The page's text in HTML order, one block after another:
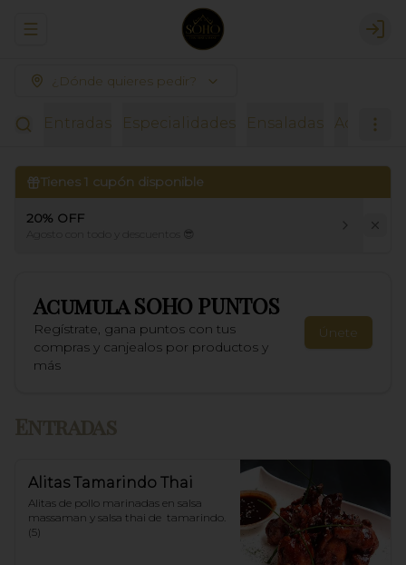
Abrir menu de navegación
¿Dónde quieres pedir?
Entradas Especialidades Ensaladas
Tienes 1 cupón disponible
20% OFF
Agosto con todo y descuentos 😎
AcumulaSOHO PUNTOS
Regístrate, gana puntos con tus
compras y canjealos por productos y
más
Únete
Entradas
Alitas Tamarindo Thai
Alitas de pollo marinadas en salsa
massaman y salsa thai de  tamarindo.
(5)